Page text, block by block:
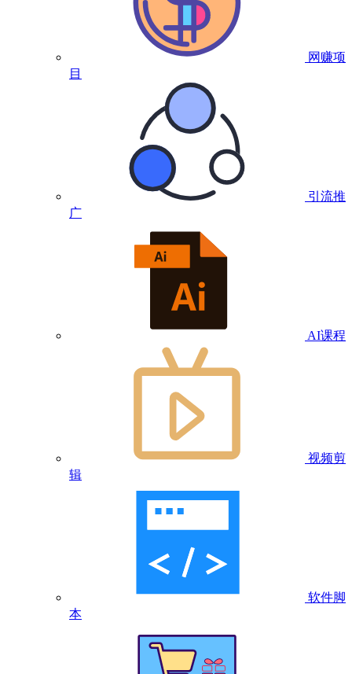
网赚项
目
引流推
广
AI课程
视频剪
辑
软件脚
本